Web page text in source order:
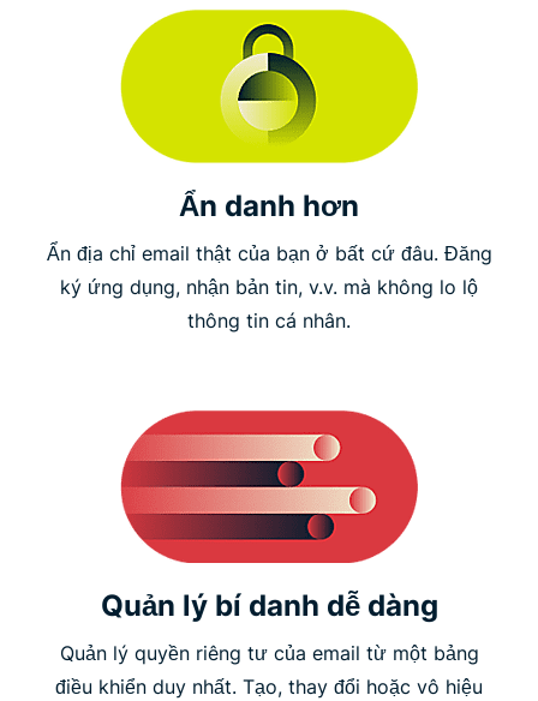
Ẩn danh hơn
Ẩn địa chỉ email thật của bạn ở bất cứ đâu. Đăng
ký ứng dụng, nhận bản tin, v.v. mà không lo lộ
thông tin cá nhân.
Quản lý bí danh dễ dàng
Quản lý quyền riêng tư của email từ một bảng
điều khiển duy nhất. Tạo, thay đổi hoặc vô hiệu